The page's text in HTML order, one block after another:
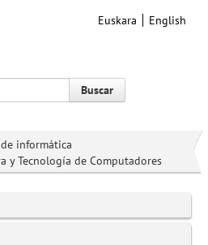
Euskara English
Buscar
de informática
y Tecnología de Computadores